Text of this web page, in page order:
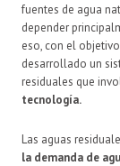
fuentes de agua
depender
eso, con el
desarrollado un
residuales que
tecnología.
Las aguas
la demanda de